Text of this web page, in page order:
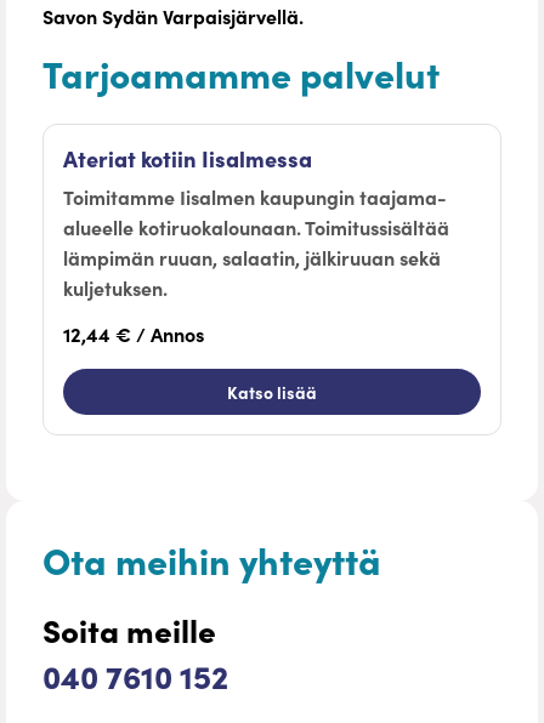
Savon Sydän Varpaisjärvellä.
Tarjoamamme palvelut
Ateriat kotiin Iisalmessa
Toimitamme Iisalmen kaupungin taajama-
alueelle kotiruokalounaan. Toimitussisältää
lämpimän ruuan, salaatin, jälkiruuan sekä
kuljetuksen.
12,44 € / Annos
Katso lisää
Ota meihin yhteyttä
Soita meille
040 7610 152